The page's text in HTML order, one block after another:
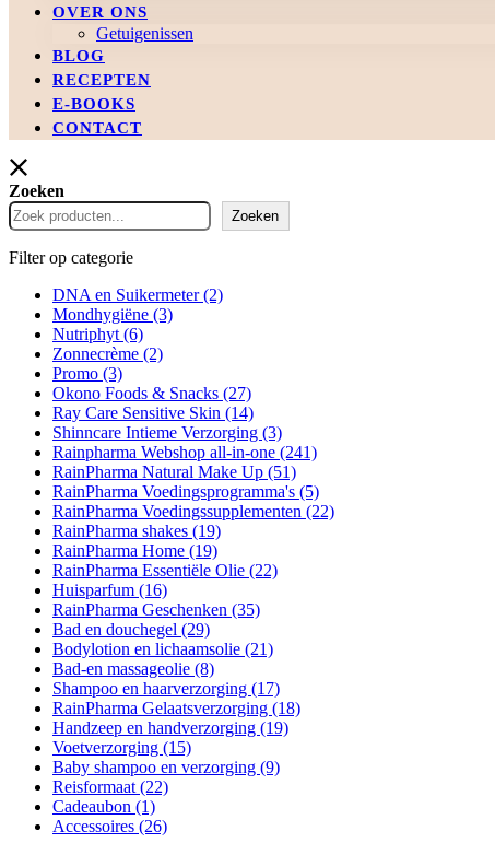
OVER ONS
Getuigenissen
BLOG
RECEPTEN
E-BOOKS
CONTACT
Zoeken
Zoeken
Filter op categorie
DNA en Suikermeter(2)
Mondhygiëne (3)
Nutriphyt (6)
Zonnecrème (2)
Promo (3)
Okono Foods & Snacks (27)
Ray Care Sensitive Skin (14)
Shinncare Intieme Verzorging (3)
Rainpharma Webshop all-in-one (241)
RainPharma Natural Make Up (51)
RainPharma Voedingsprogramma's (5)
RainPharma Voedingssupplementen (22)
RainPharma shakes (19)
RainPharma Home (19)
RainPharma Essentiële Olie (22)
Huisparfum (16)
RainPharma Geschenken (35)
Bad en douchegel (29)
Bodylotion en lichaamsolie (21)
Bad-en massageolie (8)
Shampoo en haarverzorging (17)
RainPharma Gelaatsverzorging (18)
Handzeep en handverzorging (19)
Voetverzorging (15)
Baby shampoo en verzorging (9)
Reisformaat (22)
Cadeaubon (1)
Accessoires (26)